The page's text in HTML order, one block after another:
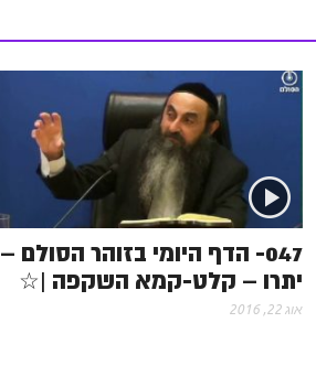
047- הדף היומי בזוהר הסולם –
יתרו – קלט-קמא השקפה |☆
אוג 22, 2016